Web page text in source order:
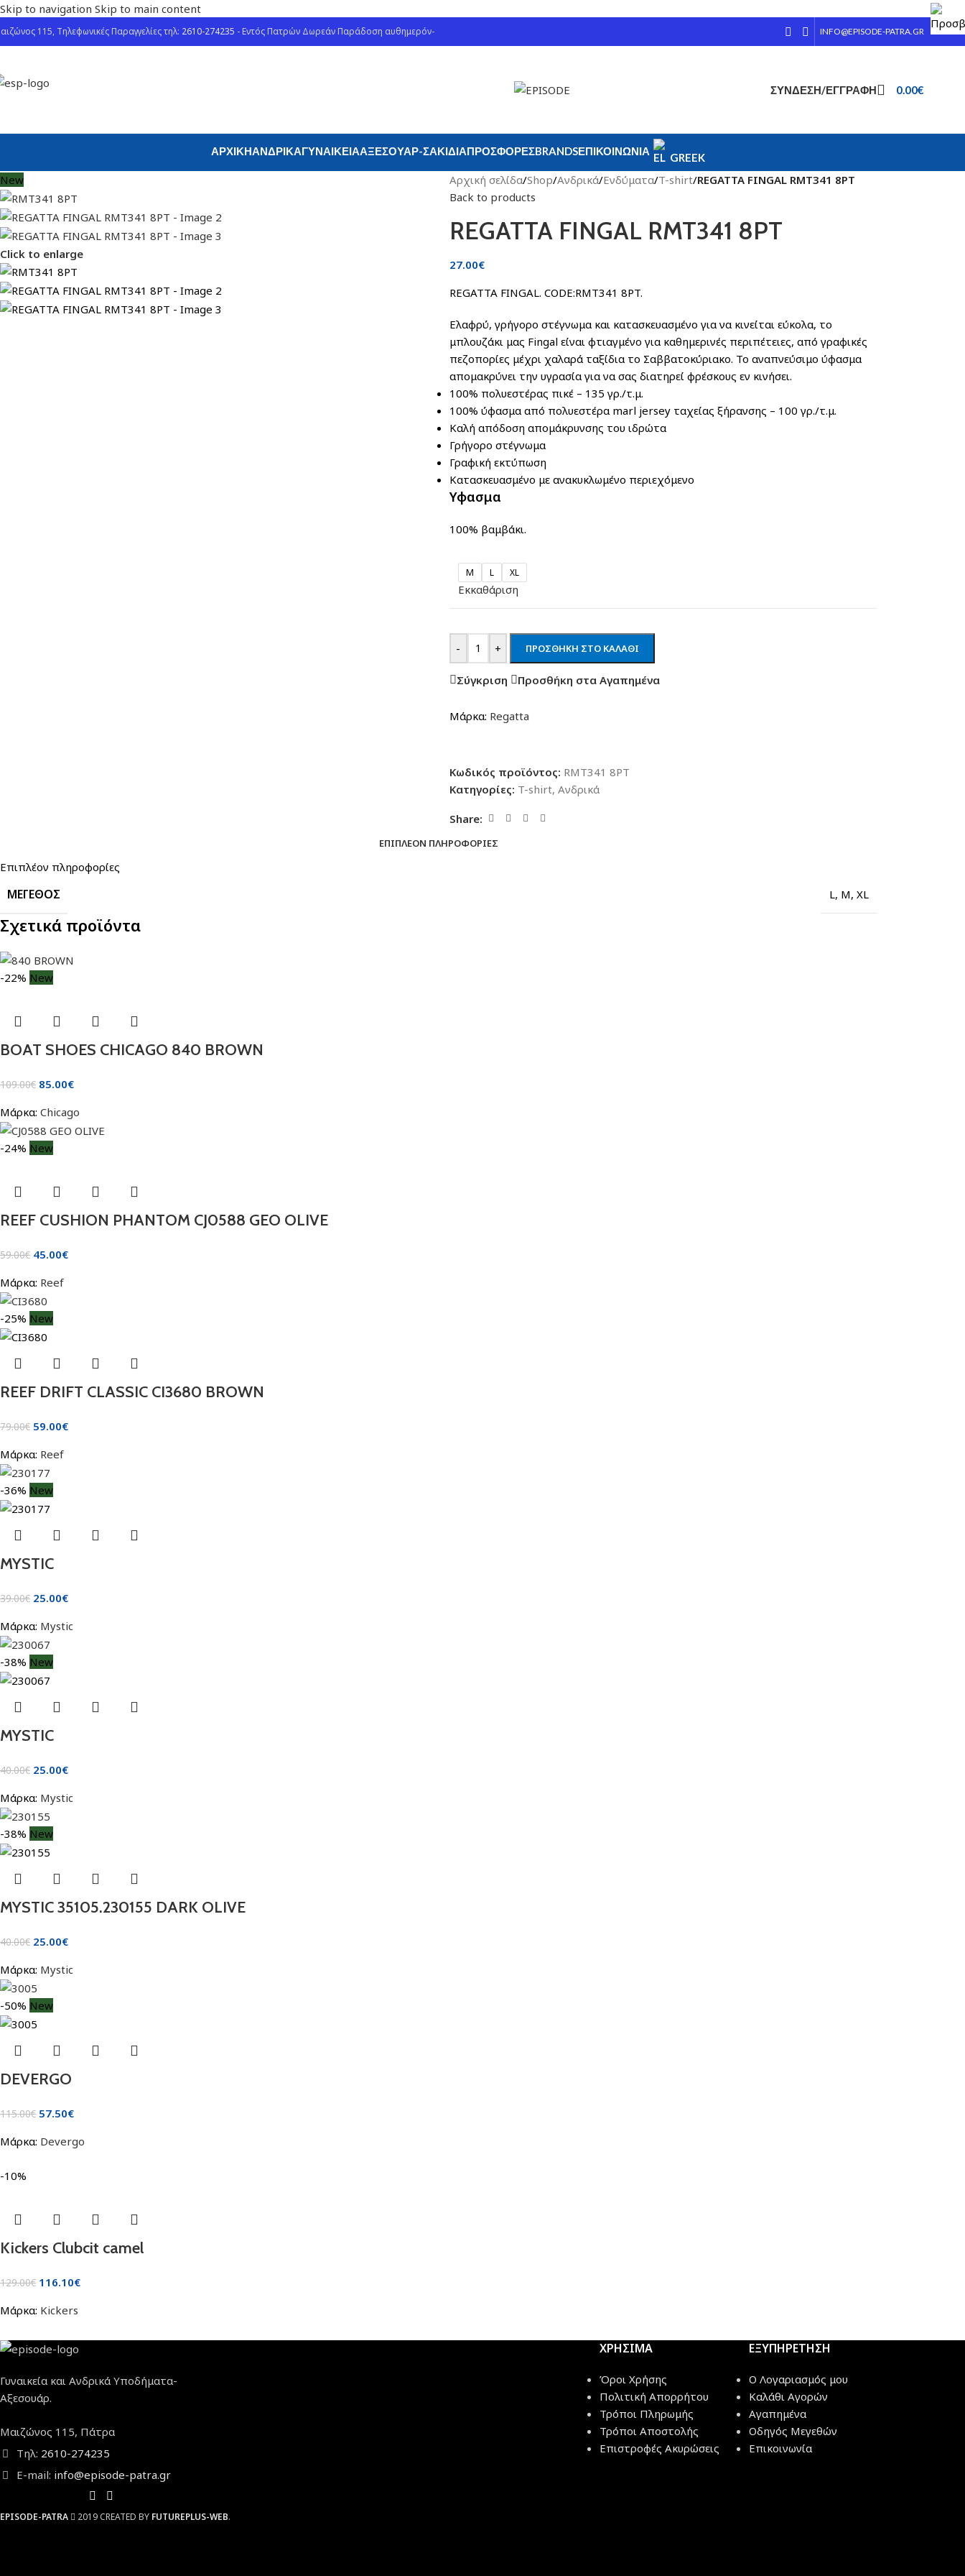
Skip to navigation Skip to main content
115, Τηλεφωνικές Παραγγελίες τηλ: 2610-274235 - Εντός Πατρών Δωρεάν Παράδοση αυθημερόν- INFO@EPISODE-PATRA.GR
ΣΎΝΔΕΣΗ/ΕΓΓΡΑΦΉ 0.00€
ΑΡΧΙΚΉΑΝΔΡΙΚΆΓΥΝΑΙΚΕΊΑΑΞΕΣΟΥΆΡ-ΣΑΚΊΔΙΑΠΡΟΣΦΟΡΈΣBRANDSΕΠΙΚΟΙΝΩΝΊΑ
GREEK
New
Click to enlarge
Αρχική σελίδα/Shop/Ανδρικά/Ενδύματα/T-shirt/REGATTA FINGAL RMT341 8PT
Back to products
REGATTA FINGAL RMT341 8PT
27.00€
REGATTA FINGAL. CODE:RMT341 8PT.
Ελαφρύ, γρήγορο στέγνωμα και κατασκευασμένο για να κινείται εύκολα, το
μπλουζάκι μας Fingal είναι φτιαγμένο για καθημερινές περιπέτειες, από γραφικές
πεζοπορίες μέχρι χαλαρά ταξίδια το Σαββατοκύριακο. Το αναπνεύσιμο ύφασμα
απομακρύνει την υγρασία για να σας διατηρεί φρέσκους εν κινήσει.
100% πολυεστέρας πικέ – 135 γρ./τ.μ.
100% ύφασμα από πολυεστέρα marl jersey ταχείας ξήρανσης – 100 γρ./τ.μ.
Καλή απόδοση απομάκρυνσης του ιδρώτα
Γρήγορο στέγνωμα
Γραφική εκτύπωση
Κατασκευασμένο με ανακυκλωμένο περιεχόμενο
Υφασμα
100% βαμβάκι.
M L XL
Εκκαθάριση
- + ΠΡΟΣΘΉΚΗ ΣΤΟ ΚΑΛΆΘΙ
Σύγκριση Προσθήκη στα Αγαπημένα
Μάρκα: Regatta
Κωδικός προϊόντος: RMT341 8PT
Κατηγορίες: T-shirt, Ανδρικά
Share:
ΕΠΙΠΛΈΟΝ ΠΛΗΡΟΦΟΡΊΕΣ
Επιπλέον πληροφορίες
ΜΈΓΕΘΟΣ L, M, XL
Σχετικά προϊόντα
-22% New
BOAT SHOES CHICAGO 840 BROWN
109.00€ 85.00€
Μάρκα: Chicago
-24% New
REEF CUSHION PHANTOM CJ0588 GEO OLIVE
59.00€ 45.00€
Μάρκα: Reef
-25% New
REEF DRIFT CLASSIC CI3680 BROWN
79.00€ 59.00€
Μάρκα: Reef
-36% New
MYSTIC
39.00€ 25.00€
Μάρκα: Mystic
-38% New
MYSTIC
40.00€ 25.00€
Μάρκα: Mystic
-38% New
MYSTIC 35105.230155 DARK OLIVE
40.00€ 25.00€
Μάρκα: Mystic
-50% New
DEVERGO
115.00€ 57.50€
Μάρκα: Devergo
-10%
Kickers Clubcit camel
129.00€ 116.10€
Μάρκα: Kickers
Γυναικεία και Ανδρικά Υποδήματα-
Αξεσουάρ.
Μαιζώνος 115, Πάτρα
Τηλ: 2610-274235
E-mail: info@episode-patra.gr
ΧΡΗΣΙΜΑ
Όροι Χρήσης
Πολιτική Απορρήτου
Τρόποι Πληρωμής
Τρόποι Αποστολής
Επιστροφές Ακυρώσεις
ΕΞΥΠΗΡΕΤΗΣΗ
Ο Λογαριασμός μου
Καλάθι Αγορών
Αγαπημένα
Οδηγός Μεγεθών
Επικοινωνία
EPISODE-PATRA 2019 CREATED BY FUTUREPLUS-WEB.